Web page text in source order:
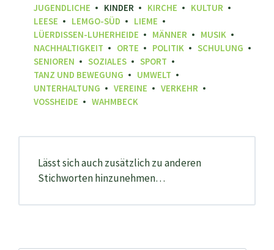
JUGENDLICHE
KINDER KIRCHE
KULTUR
LEESE
LEMGO-SÜD
LIEME
LÜERDISSEN-LUHERHEIDE
MÄNNER
MUSIK
NACHHALTIGKEIT
ORTE POLITIK
SCHULUNG
SENIOREN
SOZIALES
SPORT
TANZ UND BEWEGUNG
UMWELT
UNTERHALTUNG
VEREINE
VERKEHR
VOSSHEIDE
WAHMBECK
Lässt sich auch zusätzlich zu anderen
Stichworten hinzunehmen…